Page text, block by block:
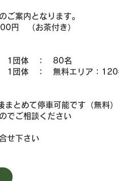
案内となります。
（お茶付き）
体 ： 80名
： 無料エリア：120
て停車可能です（無料
相談ください
せ下さい